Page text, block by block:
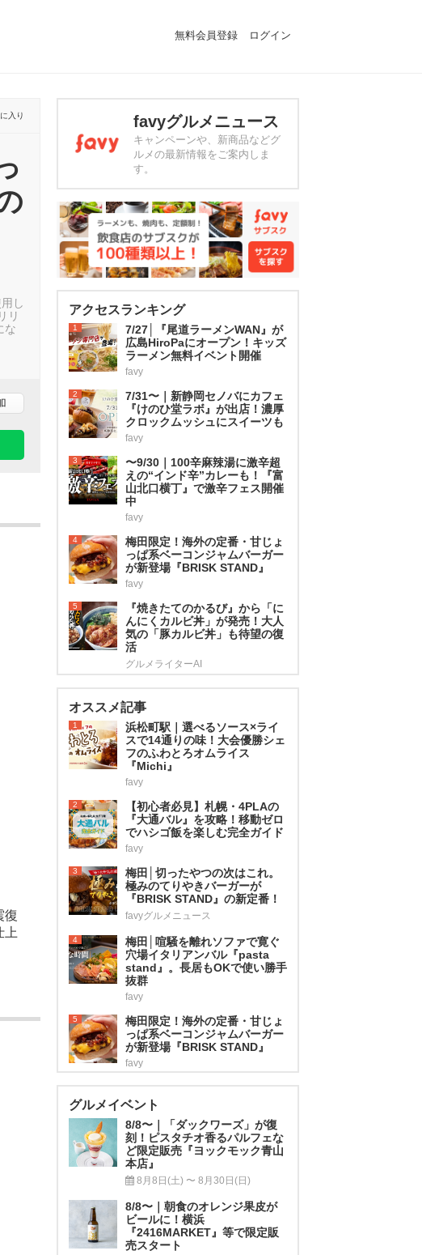
無料会員登録 ログイン
入り
し
リ
な
復
上
favyグルメニュース
キャンペーンや、新商品などグ
ルメの最新情報をご案内しま
す。
アクセスランキング
1
7/27│『尾道ラーメンWAN』が
広島HiroPaにオープン！キッズ
ラーメン無料イベント開催
favy
2
7/31〜｜新静岡セノバにカフェ
『けのひ堂ラボ』が出店！濃厚
クロックムッシュにスイーツも
favy
3
〜9/30｜100辛麻辣湯に激辛超
えの“インド辛”カレーも！『富
山北口横丁』で激辛フェス開催
中
favy
4
梅田限定！海外の定番・甘じょ
っぱ系ベーコンジャムバーガー
が新登場『BRISK STAND』
favy
5
『焼きたてのかるび』から「に
んにくカルビ丼」が発売！大人
気の「豚カルビ丼」も待望の復
活
グルメライターAI
オススメ記事
1
浜松町駅｜選べるソース×ライ
スで14通りの味！大会優勝シェ
フのふわとろオムライス
『Michi』
favy
2
【初心者必見】札幌・4PLAの
『大通バル』を攻略！移動ゼロ
でハシゴ飯を楽しむ完全ガイド
favy
3
梅田│切ったやつの次はこれ。
極みのてりやきバーガーが
『BRISK STAND』の新定番！
favyグルメニュース
4
梅田│喧騒を離れソファで寛ぐ
穴場イタリアンバル『pasta
stand』。長居もOKで使い勝手
抜群
favy
5
梅田限定！海外の定番・甘じょ
っぱ系ベーコンジャムバーガー
が新登場『BRISK STAND』
favy
グルメイベント
8/8〜｜「ダックワーズ」が復
刻！ピスタチオ香るパルフェな
ど限定販売『ヨックモック青山
本店』
8月8日(土) 〜 8月30日(日)
8/8〜｜朝食のオレンジ果皮が
ビールに！横浜
『2416MARKET』等で限定販
売スタート